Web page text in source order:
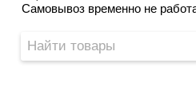
Самовывоз временно не